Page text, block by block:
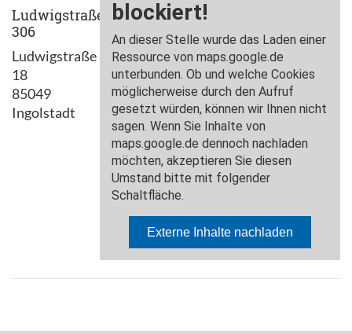
Ludwigstraße
306
Ludwigstraße
18
85049
Ingolstadt